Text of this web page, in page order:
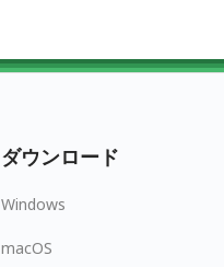
ダウンロード
Windows
macOS